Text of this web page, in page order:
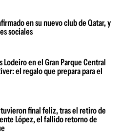
en su nuevo club de Qatar, y
sociales
en el Gran Parque Central
el regalo que prepara para el
tuvieron final feliz, tras el retiro de
López, el fallido retorno de